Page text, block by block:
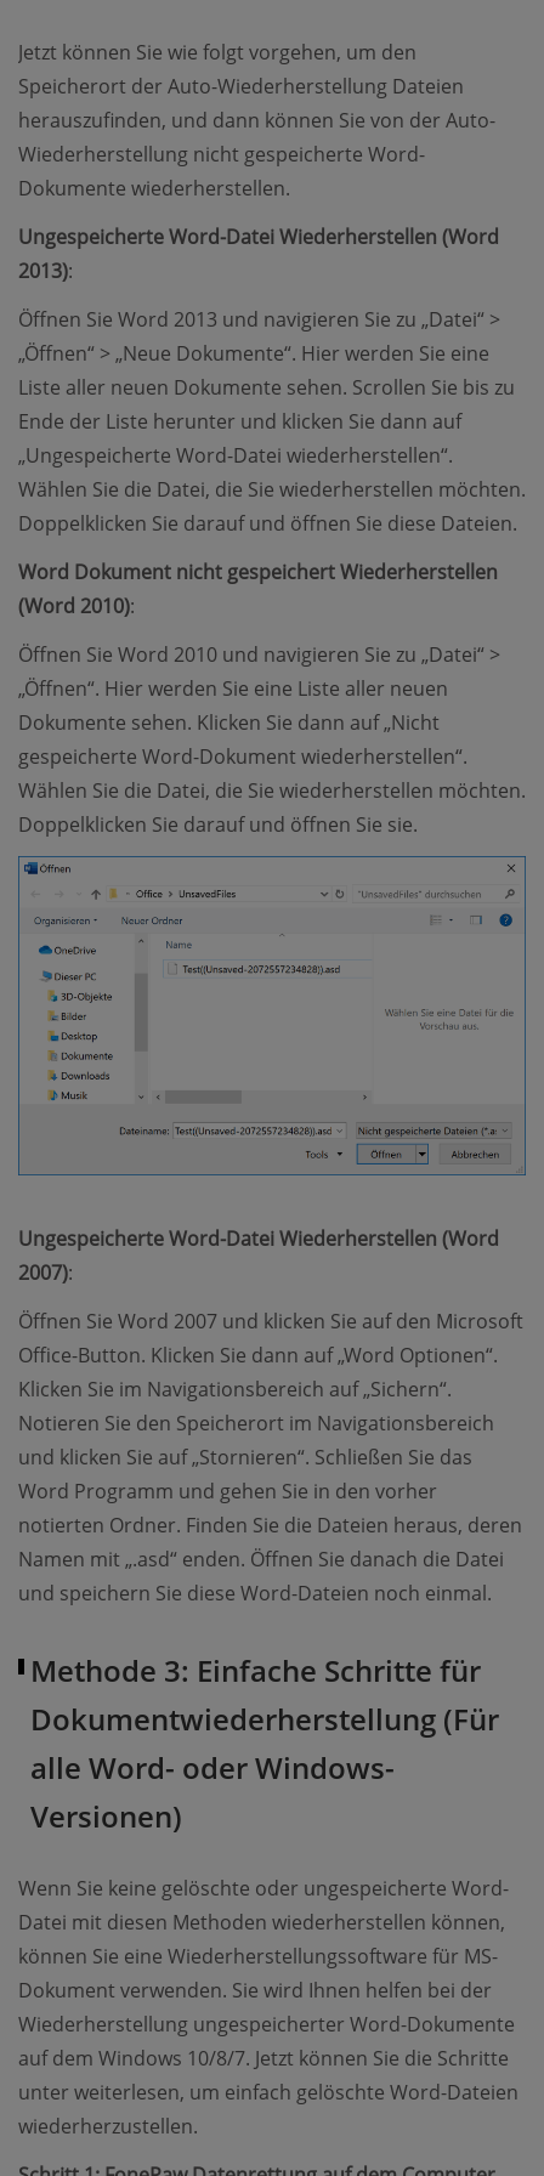
Jetzt können Sie wie folgt vorgehen, um den
Speicherort der Auto-Wiederherstellung Dateien
herauszufinden, und dann können Sie von der Auto-
Wiederherstellung nicht gespeicherte Word-
Dokumente wiederherstellen.
Ungespeicherte Word-Datei Wiederherstellen (Word
2013):
Öffnen Sie Word 2013 und navigieren Sie zu „Datei“ >
„Öffnen“ > „Neue Dokumente“. Hier werden Sie eine
Liste aller neuen Dokumente sehen. Scrollen Sie bis zu
Ende der Liste herunter und klicken Sie dann auf
„Ungespeicherte Word-Datei wiederherstellen“.
Wählen Sie die Datei, die Sie wiederherstellen möchten.
Doppelklicken Sie darauf und öffnen Sie diese Dateien.
Word Dokument nicht gespeichert Wiederherstellen
(Word 2010):
Öffnen Sie Word 2010 und navigieren Sie zu „Datei“ >
„Öffnen“. Hier werden Sie eine Liste aller neuen
Dokumente sehen. Klicken Sie dann auf „Nicht
gespeicherte Word-Dokument wiederherstellen“.
Wählen Sie die Datei, die Sie wiederherstellen möchten.
Doppelklicken Sie darauf und öffnen Sie sie.
Ungespeicherte Word-Datei Wiederherstellen (Word
2007):
Öffnen Sie Word 2007 und klicken Sie auf den Microsoft
Office-Button. Klicken Sie dann auf „Word Optionen“.
Klicken Sie im Navigationsbereich auf „Sichern“.
Notieren Sie den Speicherort im Navigationsbereich
und klicken Sie auf „Stornieren“. Schließen Sie das
Word Programm und gehen Sie in den vorher
notierten Ordner. Finden Sie die Dateien heraus, deren
Namen mit „.asd“ enden. Öffnen Sie danach die Datei
und speichern Sie diese Word-Dateien noch einmal.
Methode 3: Einfache Schritte für
Dokumentwiederherstellung (Für
alle Word- oder Windows-
Versionen)
Wenn Sie keine gelöschte oder ungespeicherte Word-
Datei mit diesen Methoden wiederherstellen können,
können Sie eine Wiederherstellungssoftware für MS-
Dokument verwenden. Sie wird Ihnen helfen bei der
Wiederherstellung ungespeicherter Word-Dokumente
auf dem Windows 10/8/7. Jetzt können Sie die Schritte
unter weiterlesen, um einfach gelöschte Word-Dateien
wiederherzustellen.